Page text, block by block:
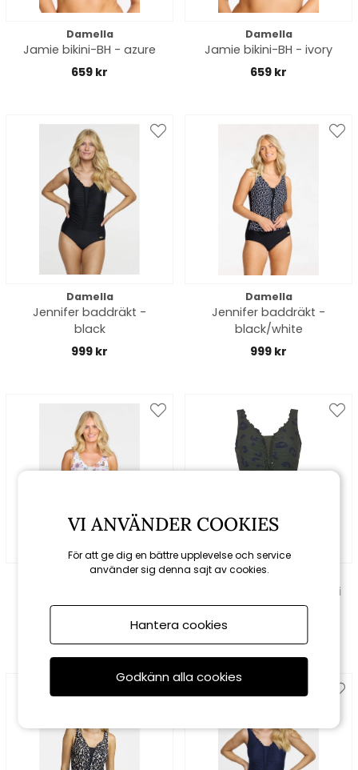
Damella
Jamie bikini-BH - azure
659 kr
Damella
Jamie bikini-BH - ivory
659 kr
Damella
Jennifer baddräkt -
black
999 kr
Damella
Jennifer baddräkt -
black/white
999 kr
Damella
ivory/multi
Damella
Jennifer baddräkt - khaki
VI ANVÄNDER COOKIES
För att ge dig en bättre upplevelse och service
använder sig denna sajt av cookies.
Hantera cookies
Godkänn alla cookies